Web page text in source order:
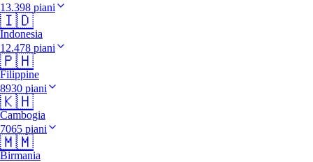
13.398 piani
🇮🇩
Indonesia
12.478 piani
🇵🇭
Filippine
8930 piani
🇰🇭
Cambogia
7065 piani
🇲🇲
Birmania